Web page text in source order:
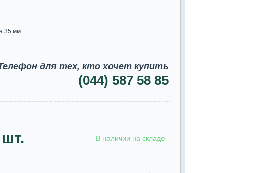
35 мм
для тех, кто хочет купить
(044) 587 58 85
В наличии на складе